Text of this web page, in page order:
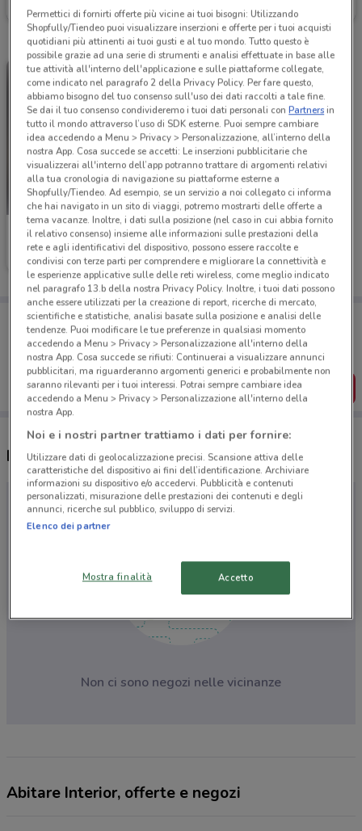
Scade il 31/12
Abitare Interior
Scade il 31/12
Porta DoveConviene sempre con te!
Puoi trovare le migliori offerte dei negozi vicino a te,
salvarle e creare la tua lista del risparmio, comodamente
dal tuo cellulare.
SCARICA L’APP
Negozi Abitare Interior a Campi Bisenzio
Non ci sono negozi nelle vicinanze
Abitare Interior, offerte e negozi
Permettici di fornirti offerte più vicine ai tuoi bisogni: Utilizzando
Shopfully/Tiendeo puoi visualizzare inserzioni e offerte per i tuoi acquisti
quotidiani più attinenti ai tuoi gusti e al tuo mondo. Tutto questo è
possibile grazie ad una serie di strumenti e analisi effettuate in base alle
tue attività all'interno dell'applicazione e sulle piattaforme collegate,
come indicato nel paragrafo 2 della Privacy Policy. Per fare questo,
abbiamo bisogno del tuo consenso sull'uso dei dati raccolti a tale fine.
Se dai il tuo consenso condivideremo i tuoi dati personali conPartnersin
tutto il mondo attraverso l’uso di SDK esterne. Puoi sempre cambiare
idea accedendo a Menu > Privacy > Personalizzazione, all’interno della
nostra App. Cosa succede se accetti: Le inserzioni pubblicitarie che
visualizzerai all'interno dell’app potranno trattare di argomenti relativi
alla tua cronologia di navigazione su piattaforme esterne a
Shopfully/Tiendeo. Ad esempio, se un servizio a noi collegato ci informa
che hai navigato in un sito di viaggi, potremo mostrarti delle offerte a
tema vacanze. Inoltre, i dati sulla posizione (nel caso in cui abbia fornito
il relativo consenso) insieme alle informazioni sulle prestazioni della
rete e agli identificativi del dispositivo, possono essere raccolte e
condivisi con terze parti per comprendere e migliorare la connettività e
le esperienze applicative sulle delle reti wireless, come meglio indicato
nel paragrafo 13.b della nostra Privacy Policy. Inoltre, i tuoi dati possono
anche essere utilizzati per la creazione di report, ricerche di mercato,
scientifiche e statistiche, analisi basate sulla posizione e analisi delle
tendenze. Puoi modificare le tue preferenze in qualsiasi momento
accedendo a Menu > Privacy > Personalizzazione all'interno della
nostra App. Cosa succede se rifiuti: Continuerai a visualizzare annunci
pubblicitari, ma riguarderanno argomenti generici e probabilmente non
saranno rilevanti per i tuoi interessi. Potrai sempre cambiare idea
accedendo a Menu > Privacy > Personalizzazione all'interno della
nostra App.
Noi e i nostri partner trattiamo i dati per fornire:
Utilizzare dati di geolocalizzazione precisi. Scansione attiva delle
caratteristiche del dispositivo ai fini dell’identificazione. Archiviare
informazioni su dispositivo e/o accedervi. Pubblicità e contenuti
personalizzati, misurazione delle prestazioni dei contenuti e degli
annunci, ricerche sul pubblico, sviluppo di servizi.
Elenco dei partner
Mostra finalità Accetto